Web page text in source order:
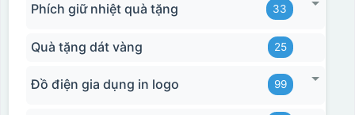
Phích giữ nhiệt quà tặng 33
Quà tặng dát vàng 25
Đồ điện gia dụng in logo 99